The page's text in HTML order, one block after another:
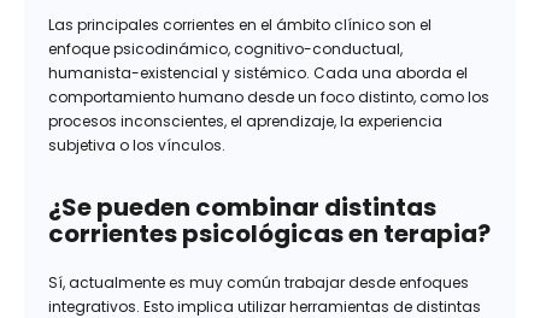
Las principales corrientes en el ámbito clínico son el
enfoque psicodinámico, cognitivo-conductual,
humanista-existencial y sistémico. Cada una aborda el
comportamiento humano desde un foco distinto, como los
procesos inconscientes, el aprendizaje, la experiencia
subjetiva o los vínculos.
¿Se pueden combinar distintas
corrientes psicológicas en terapia?
Sí, actualmente es muy común trabajar desde enfoques
integrativos. Esto implica utilizar herramientas de distintas